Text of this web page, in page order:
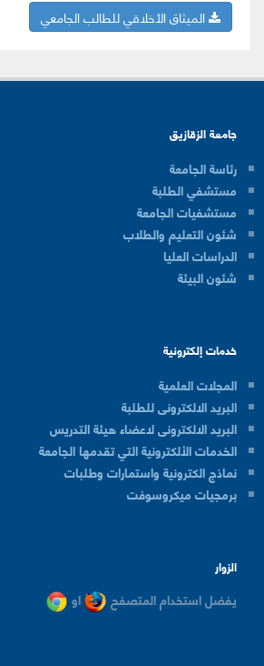
الميثاق الأخلاقي للطالب الجامعي
جامعة الزقازيق
رئاسة الجامعة
مستشفي الطلبة
مستشفيات الجامعة
شئون التعليم والطلاب
الدراسات العليا
شئون البيئة
خدمات إلكترونية
المجلات العلمية
البريد الالكترونى للطلبة
البريد الالكترونى لاعضاء هيئة التدريس
الخدمات الألكترونية التي تقدمها الجامعة
نماذج الكترونية واستمارات وطلبات
برمجيات ميكروسوفت
الزوار
يفضل استخدام المتصفح او